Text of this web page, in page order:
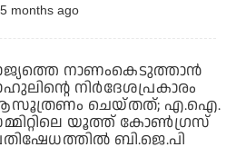
5 months ago
നാണംകെടുത്താന്‍
നിര്‍ദേശപ്രകാരം
ചെയ്തത്; എ.ഐ.
യൂത്ത് കോണ്‍ഗ്രസ്
ബി.ജെ.പി